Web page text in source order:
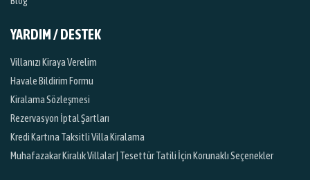
YARDIM / DESTEK
Villanızı Kiraya Verelim
Havale Bildirim Formu
Kiralama Sözleşmesi
Rezervasyon İptal Şartları
Kredi Kartına Taksitli Villa Kiralama
Muhafazakar Kiralık Villalar | Tesettür Tatili İçin Korunaklı Seçenekler